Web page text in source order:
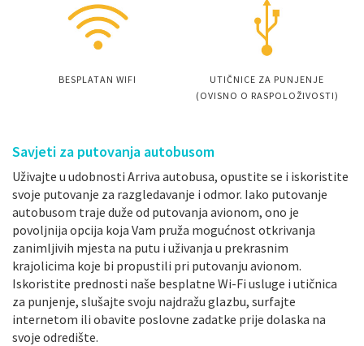
BESPLATAN WIFI
UTIČNICE ZA PUNJENJE
(OVISNO O RASPOLOŽIVOSTI)
Savjeti za putovanja autobusom
Uživajte u udobnosti Arriva autobusa, opustite se i iskoristite
svoje putovanje za razgledavanje i odmor. Iako putovanje
autobusom traje duže od putovanja avionom, ono je
povoljnija opcija koja Vam pruža mogućnost otkrivanja
zanimljivih mjesta na putu i uživanja u prekrasnim
krajolicima koje bi propustili pri putovanju avionom.
Iskoristite prednosti naše besplatne Wi-Fi usluge i utičnica
za punjenje, slušajte svoju najdražu glazbu, surfajte
internetom ili obavite poslovne zadatke prije dolaska na
svoje odredište.